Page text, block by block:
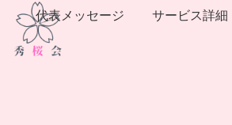
代表メッセージ サービス詳細